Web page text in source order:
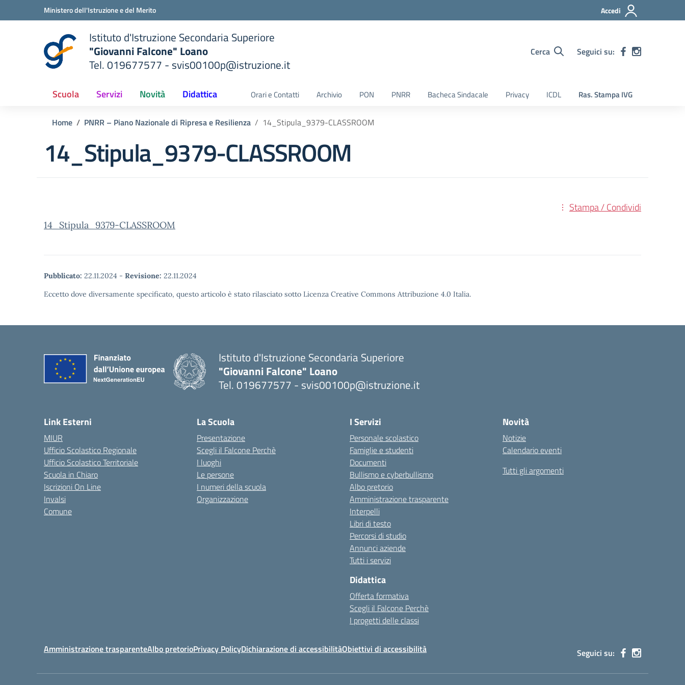
Vai ai contenuti
Vai al menu di navigazioneMinistero dell'Istruzione e del Merito Accedi
Istituto d'Istruzione Secondaria Superiore
"Giovanni Falcone" Loano
Tel. 019677577 - svis00100p@istruzione.it
Cerca Seguici su:
Scuola Servizi Novità Didattica Orari e Contatti Archivio PON PNRR Bacheca Sindacale Privacy ICDL Ras. Stampa IVG
Home PNRR – Piano Nazionale di Ripresa e Resilienza 14_Stipula_9379-CLASSROOM
14_Stipula_9379-CLASSROOM
Stampa / Condividi
14_Stipula_9379-CLASSROOM
Pubblicato: 22.11.2024 - Revisione: 22.11.2024
Eccetto dove diversamente specificato, questo articolo è stato rilasciato sotto Licenza Creative Commons Attribuzione 4.0 Italia.
Istituto d'Istruzione Secondaria Superiore
"Giovanni Falcone" Loano
Tel. 019677577 - svis00100p@istruzione.it
Link Esterni
MIUR
Ufficio Scolastico Regionale
Ufficio Scolastico Territoriale
Scuola in Chiaro
Iscrizioni On Line
Invalsi
Comune
La Scuola
Presentazione
Scegli il Falcone Perchè
I luoghi
Le persone
I numeri della scuola
Organizzazione
I Servizi
Personale scolastico
Famiglie e studenti
Documenti
Bullismo e cyberbullismo
Albo pretorio
Amministrazione trasparente
Interpelli
Libri di testo
Percorsi di studio
Annunci aziende
Tutti i servizi
Didattica
Offerta formativa
Scegli il Falcone Perchè
I progetti delle classi
Novità
Notizie
Calendario eventi
Tutti gli argomenti
Amministrazione trasparenteAlbo pretorioPrivacy PolicyDichiarazione di accessibilitàObiettivi di accessibilità Seguici su: